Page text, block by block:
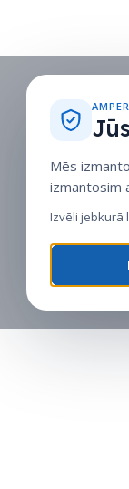
Mēs
izmantosim
Izvēli jebkurā